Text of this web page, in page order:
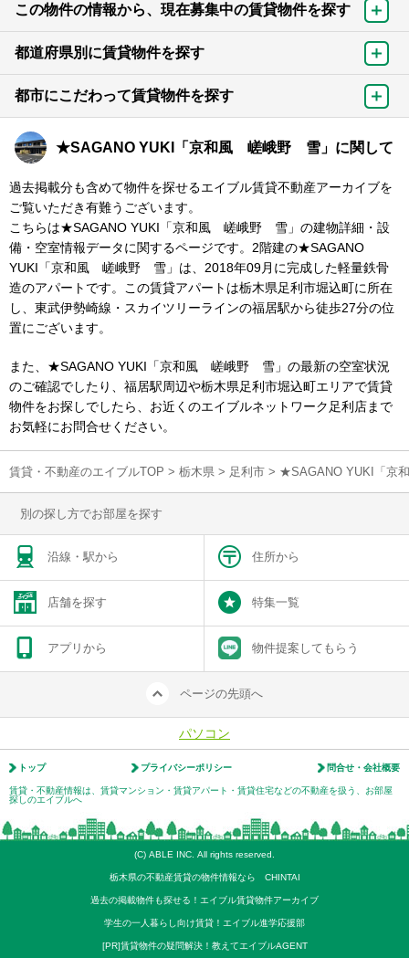
この物件の情報から、現在募集中の賃貸物件を探す
都道府県別に賃貸物件を探す
都市にこだわって賃貸物件を探す
★SAGANO YUKI「京和風 嵯峨野 雪」に関して
過去掲載分も含めて物件を探せるエイブル賃貸不動産アーカイブを
ご覧いただき有難うございます。
こちらは★SAGANO YUKI「京和風 嵯峨野 雪」の建物詳細・設
備・空室情報データに関するページです。2階建の★SAGANO
YUKI「京和風 嵯峨野 雪」は、2018年09月に完成した軽量鉄骨
造のアパートです。この賃貸アパートは栃木県足利市堀込町に所在
し、東武伊勢崎線・スカイツリーラインの福居駅から徒歩27分の位
置にございます。
また、★SAGANO YUKI「京和風 嵯峨野 雪」の最新の空室状況
のご確認でしたり、福居駅周辺や栃木県足利市堀込町エリアで賃貸
物件をお探しでしたら、お近くのエイブルネットワーク足利店まで
お気軽にお問合せください。
賃貸・不動産のエイブルTOP > 栃木県 > 足利市 > ★SAGANO YUKI「京
別の探し方でお部屋を探す
沿線・駅から 住所から
店舗を探す 特集一覧
アプリから 物件提案してもらう
ページの先頭へ
パソコン
トップ プライバシーポリシー 問合せ・会社概要
賃貸・不動産情報は、賃貸マンション・賃貸アパート・賃貸住宅などの不動産を扱う、お部屋
探しのエイブルへ
(C) ABLE INC. All rights reserved.
栃木県の不動産賃貸の物件情報なら CHINTAI
過去の掲載物件も探せる！エイブル賃貸物件アーカイブ
学生の一人暮らし向け賃貸！エイブル進学応援部
[PR]賃貸物件の疑問解決！教えてエイブルAGENT